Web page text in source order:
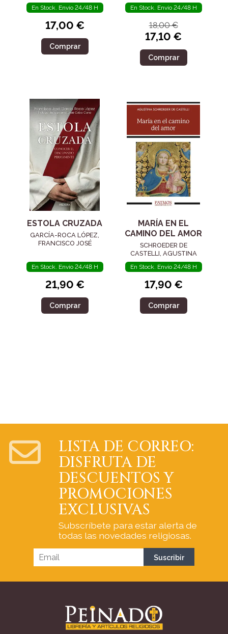
En Stock. Envío 24/48 H
17,00 €
Comprar
En Stock. Envío 24/48 H
18,00 €
17,10 €
Comprar
ESTOLA CRUZADA
GARCÍA-ROCA LÓPEZ,
FRANCISCO JOSÉ
En Stock. Envío 24/48 H
21,90 €
Comprar
MARÍA EN EL
CAMINO DEL AMOR
SCHROEDER DE
CASTELLI, AGUSTINA
En Stock. Envío 24/48 H
17,90 €
Comprar
LISTA DE CORREO:
DISFRUTA DE
DESCUENTOS Y
PROMOCIONES
EXCLUSIVAS
Subscríbete para estar alerta de
todas las novedades religiosas.